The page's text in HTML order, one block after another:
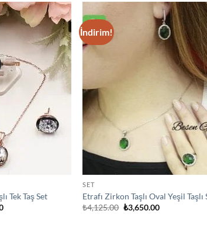
Add to
wishlist
Tek Taş Set
Şu
İndirim!
SET
Etrafı Zirkon Taşlı Oval Yeşil Taşlı
₺4,125.00 Orijinal
fiyat:
₺3,650.00Şu